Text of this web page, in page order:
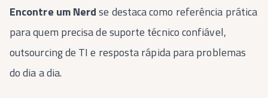
Encontre um Nerdse destaca como referência prática
para quem precisa de suporte técnico confiável,
outsourcing de TI e resposta rápida para problemas
do dia a dia.